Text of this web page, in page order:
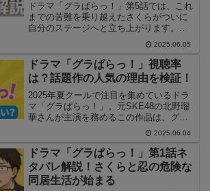
ドラマ「グラぱらっ！」第5話では、これ
までの苦難を乗り越えたさくらがついに
自分のステージへと立ち上がります。一
方で、チコの過去と向き合う涙のシーン
や、さくらへの想いを再確認する忍の心
情が交差し、ドラマは一層の深みを見せ
ます。今回は、さくらの成長と逆襲、チ
コの決意、忍の選択を中心に、ネタバレ
込みで第5話を詳しく解説していきます。
2025.06.05
ドラマ「グラぱらっ！」視聴率
は？話題作の人気の理由を検証！
2025年夏クールで注目を集めているドラ
マ「グラぱらっ！」。元SKE48の北野瑠
華さんが主演を務めるこの作品は、グラ
ビア業界を舞台にしたラブコメディで、
放送開始前から話題になっていました。
この記事では、「グラぱらっ！」の気に
なる視聴率の推移や注目度、さらに人気
の理由について詳しく解説していきま
す。
2025.06.04
ドラマ「グラぱらっ！」第1話ネ
タバレ解説！さくらと忍の危険な
同居生活が始まる